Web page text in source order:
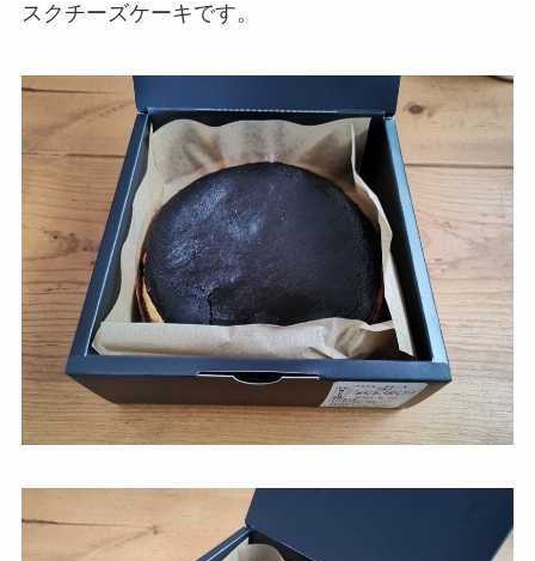
スクチーズケーキです。